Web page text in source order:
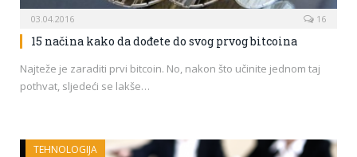
03.04.2016 16
15 načina kako da dođete do svog prvog bitcoina
Najteže je zaraditi prvi bitcoin. No, nakon što učinite jednom taj
pothvat, sljedeći se lakše…
TEHNOLOGIJA